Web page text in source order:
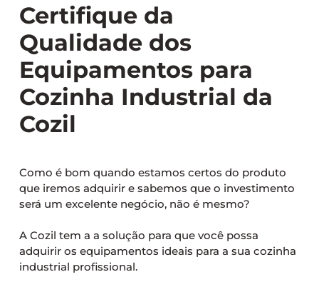
Certifique da
Qualidade dos
Equipamentos para
Cozinha Industrial da
Cozil
Como é bom quando estamos certos do produto
que iremos adquirir e sabemos que o investimento
será um excelente negócio, não é mesmo?
A Cozil tem a a solução para que você possa
adquirir os equipamentos ideais para a sua cozinha
industrial profissional.